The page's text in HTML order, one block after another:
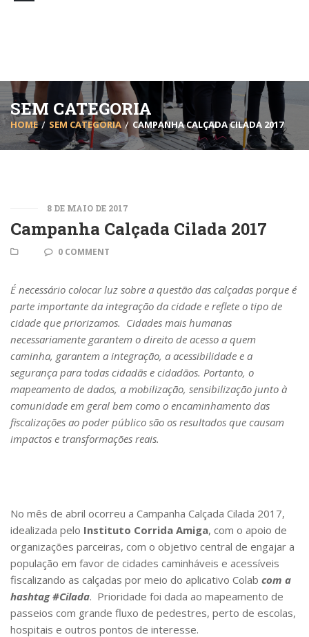
SEM CATEGORIA
HOME SEM CATEGORIA CAMPANHA CALÇADA CILADA 2017
8 DE MAIO DE 2017
Campanha Calçada Cilada 2017
0 COMMENT
É necessário colocar luz sobre a questão das calçadas porque é
parte importante da integração da cidade e reflete o tipo de
cidade que priorizamos. Cidades mais humanas
necessariamente garantem o direito de acesso a quem
caminha, garantem a integração, a acessibilidade e a
segurança para todas cidadãs e cidadãos. Portanto, o
mapeamento de dados, a mobilização, sensibilização junto à
comunidade em geral bem como o encaminhamento das
fiscalizações ao poder público são os resultados que causam
impactos e transformações reais.
No mês de abril ocorreu a Campanha Calçada Cilada 2017,
idealizada pelo Instituto Corrida Amiga, com o apoio de
organizações parceiras, com o objetivo central de engajar a
população em favor de cidades caminháveis e acessíveis
fiscalizando as calçadas por meio do aplicativo Colab com a
hashtag #Cilada. Prioridade foi dada ao mapeamento de
passeios com grande fluxo de pedestres, perto de escolas,
hospitais e outros pontos de interesse.